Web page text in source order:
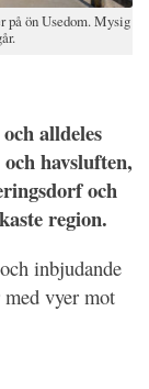
på ön Usedom. Mysig
alldeles
havsluften,
och
region.
inbjudande
med vyer mot